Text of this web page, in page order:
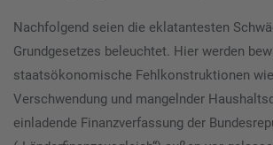
Nachfolgend seien die eklatantesten
Grundgesetzes beleuchtet. Hier werden
staatsökonomische Fehlkonstruktionen
Verschwendung und mangelnder
einladende Finanzverfassung der